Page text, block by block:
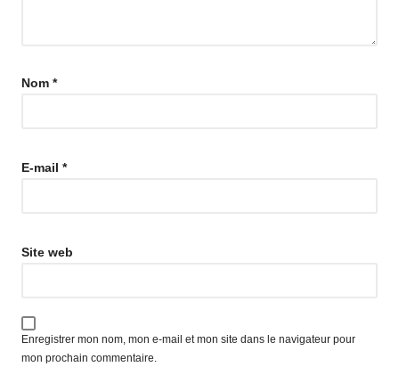
Nom *
E-mail *
Site web
Enregistrer mon nom, mon e-mail et mon site dans le navigateur pour
mon prochain commentaire.